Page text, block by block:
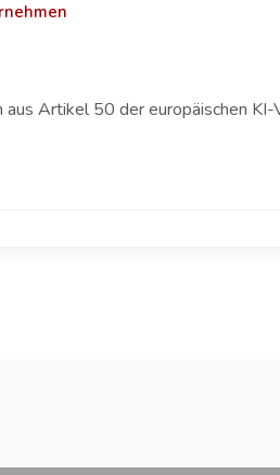
Artikel 50 der europäischen